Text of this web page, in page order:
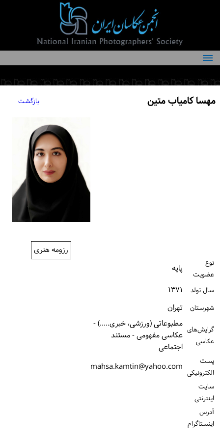
درباره انجمن
کمیته‌های انجمن
اعضاء انجمنمهسا کامیاب متین بازگشت
رزومه هنری
نوع
عضویت
پایه
سال تولد ۱۳۷۱
شهرستان تهران
گرایش‌های
عکاسی
مطبوعاتی (ورزشی، خبری.....) -
عکاسی مفهومی - مستند
اجتماعی
پست
الكترونیكی mahsa.kamtin@yahoo.com
سایت
اینترنتی
آدرس
اینستاگرام